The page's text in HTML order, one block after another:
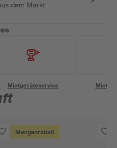
dem Markt
Mietgeräteservice
Mengenrabatt